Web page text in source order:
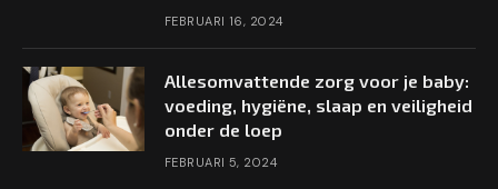
FEBRUARI 16, 2024
Allesomvattende zorg voor je baby:
voeding, hygiëne, slaap en veiligheid
onder de loep
FEBRUARI 5, 2024